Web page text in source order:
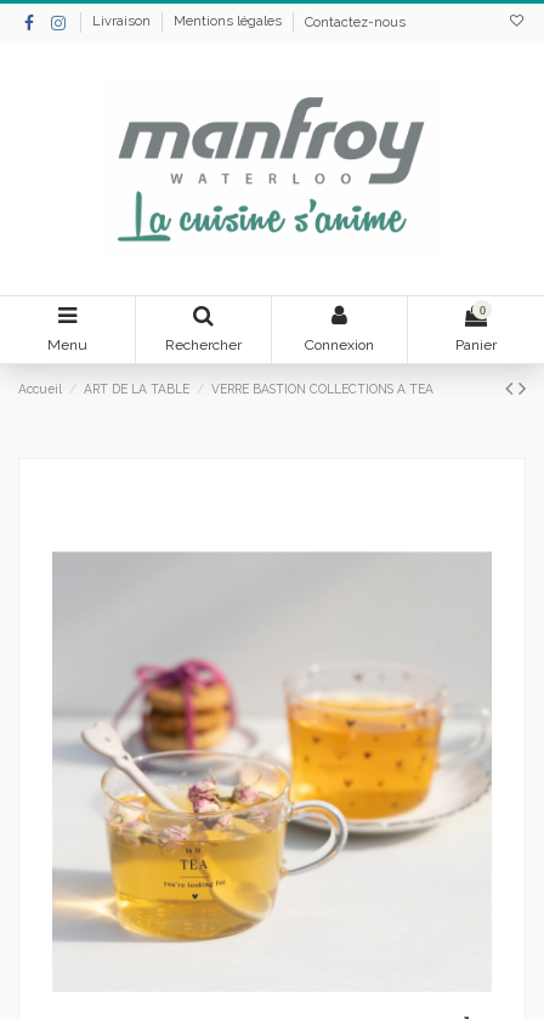
Livraison Mentions légales Contactez-nous
Menu Rechercher Connexion
0
Panier
Accueil ART DE LA TABLE VERRE BASTION COLLECTIONS A TEA